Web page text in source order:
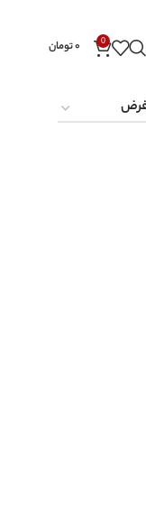
0 ۰تومان